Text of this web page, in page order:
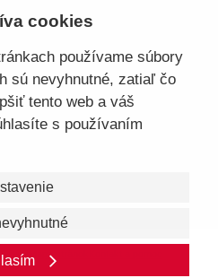
cookies
používame súbory
sú nevyhnutné, zatiaľ čo
tento web a váš
s používaním
GDPR Mapa stránok